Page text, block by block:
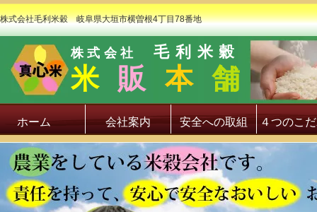
株式会社毛利米穀 岐阜県大垣市横曽根4丁目78番地
株式会社 毛利米穀
米 販 本 舗
ホーム 会社案内 安全への取組 ４つのこ